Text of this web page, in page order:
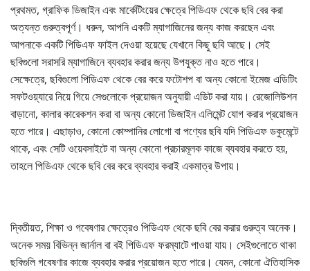
প্রথমত, গ্রাফিক ডিজাইন এবং মার্কেটিংয়ের ক্ষেত্রে পিডিএফ থেকে ছবি বের করা
অত্যন্ত গুরুত্বপূর্ণ। ধরুন, আপনি একটি ম্যাগাজিনের জন্য কাজ করছেন এবং
আপনাকে একটি পিডিএফ ফাইল দেওয়া হয়েছে যেখানে কিছু ছবি আছে। সেই
ছবিগুলো সরাসরি ম্যাগাজিনে ব্যবহার করার জন্য উপযুক্ত নাও হতে পারে।
সেক্ষেত্রে, ছবিগুলো পিডিএফ থেকে বের করে ফটোশপ বা অন্য কোনো ইমেজ এডিটিং
সফটওয়্যারে নিয়ে গিয়ে সেগুলোকে প্রয়োজন অনুযায়ী এডিট করা যায়। রেজোলিউশন
বাড়ানো, কালার কারেকশন করা বা অন্য কোনো ডিজাইন এলিমেন্ট যোগ করার প্রয়োজন
হতে পারে। এছাড়াও, কোনো কোম্পানির লোগো বা পণ্যের ছবি যদি পিডিএফ ডকুমেন্টে
থাকে, এবং সেটি ওয়েবসাইটে বা অন্য কোনো প্রচারমূলক কাজে ব্যবহার করতে হয়,
তাহলে পিডিএফ থেকে ছবি বের করে ব্যবহার করাই একমাত্র উপায়।
দ্বিতীয়ত, শিক্ষা ও গবেষণার ক্ষেত্রেও পিডিএফ থেকে ছবি বের করার গুরুত্ব অনেক।
অনেক সময় বিভিন্ন জার্নাল বা বই পিডিএফ ফরম্যাটে পাওয়া যায়। সেইগুলোতে থাকা
ছবিগুলি গবেষণার কাজে ব্যবহার করার প্রয়োজন হতে পারে। যেমন, কোনো ঐতিহাসিক